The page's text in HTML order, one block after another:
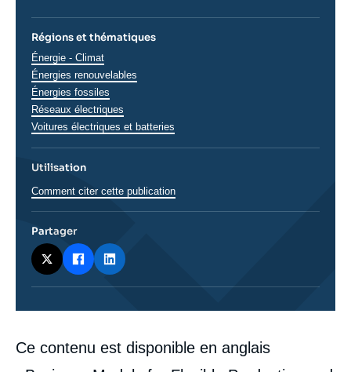
Corps
analyses
Ce contenu est disponible en anglais
Régions et thématiques
Thématiques
analyses
Énergie - Climat
Énergies renouvelables
Énergies fossiles
Réseaux électriques
Voitures électriques et batteries
Utilisation
Comment citer cette publication
Partager